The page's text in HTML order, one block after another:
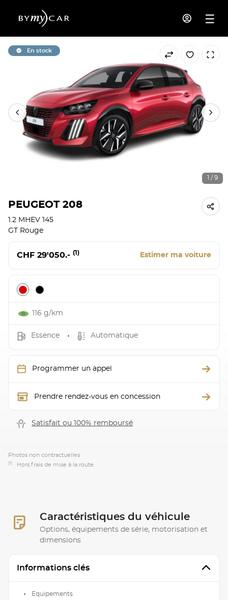
En stock
1 / 9
PEUGEOT 208
1.2 MHEV 145
GT Rouge
CHF 29'050.- (1) Estimer ma voiture
116 g/km
Essence Automatique
Programmer un appel
Prendre rendez-vous en concession
Satisfait ou 100% remboursé
Photos non contractuelles
(1) Hors frais de mise à la route.
Caractéristiques du véhicule
Options, équipements de série, motorisation et
dimensions
Informations clés
Equipements